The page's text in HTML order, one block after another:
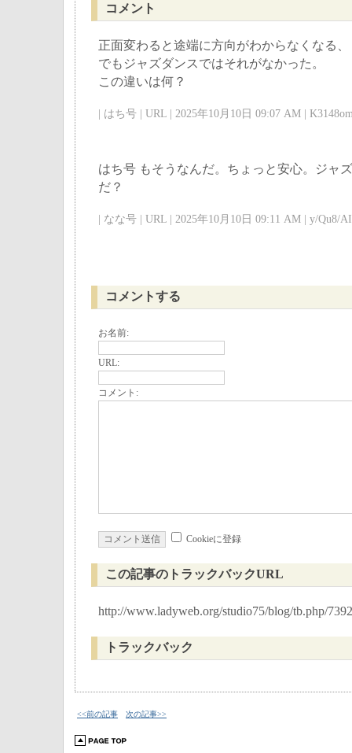
コメント
正面変わると途端に方向がわからなくなる、
でもジャズダンスではそれがなかった。
この違いは何？
| はち号 | URL | 2025年10月10日 09:07 AM |
はち号 もそうなんだ。ちょっと安心。ジャ
だ？
| なな号 | URL | 2025年10月10日 09:11 AM | y/Qu8/
コメントする
お名前:
URL:
コメント:
Cookieに登録
この記事のトラックバックURL
http://www.ladyweb.org/studio75/blog/tb.php/7392
トラックバック
<<前の記事 次の記事>>